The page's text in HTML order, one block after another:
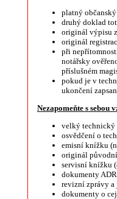
platný
druhý doklad
originál výpisu
originál
při
notářsky
příslušném
pokud je v
ukončení
Nezapomeňte s
velký technický
osvědčení o
emisní knížku
originál
servisní knížku
dokumenty
revizní zprávy a
dokumenty o